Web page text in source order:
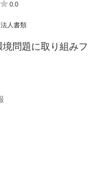
0.0
法人書類
問題に取り組み